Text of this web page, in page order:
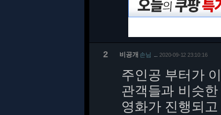
2 비공개 손님 2020-09-12 23:10:16
주인공 부터가
관객들과 비슷
영화가 진행되